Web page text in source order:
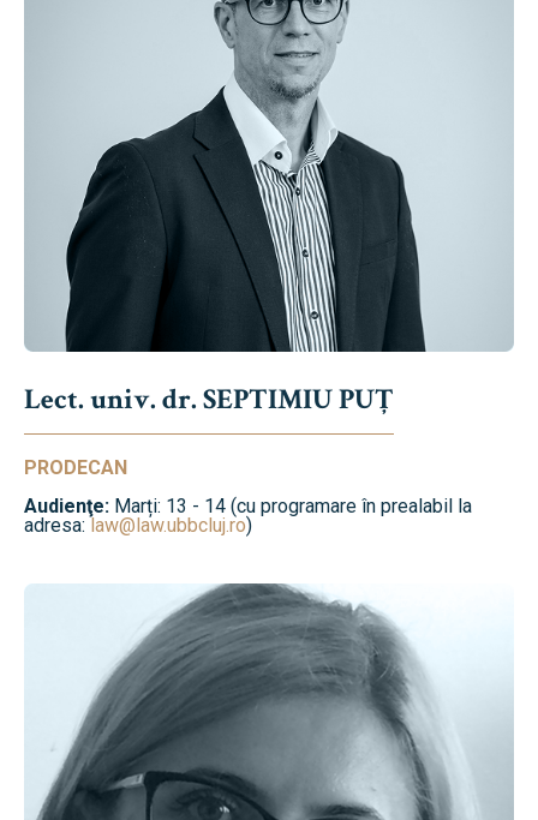
Lect. univ. dr. SEPTIMIU PUȚ
PRODECAN
Audienţe: Marți: 13 - 14 (cu programare în prealabil la
adresa:law@law.ubbcluj.ro)